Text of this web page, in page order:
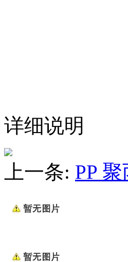
详细说明
上一条: PP